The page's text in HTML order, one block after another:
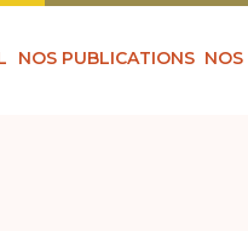
NOS PUBLICATIONS